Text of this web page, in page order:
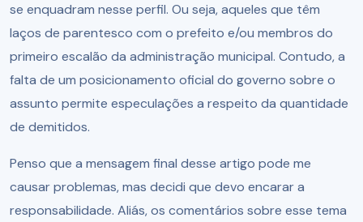
se enquadram nesse perfil. Ou seja, aqueles que têm
laços de parentesco com o prefeito e/ou membros do
primeiro escalão da administração municipal. Contudo, a
falta de um posicionamento oficial do governo sobre o
assunto permite especulações a respeito da quantidade
de demitidos.
Penso que a mensagem final desse artigo pode me
causar problemas, mas decidi que devo encarar a
responsabilidade. Aliás, os comentários sobre esse tema